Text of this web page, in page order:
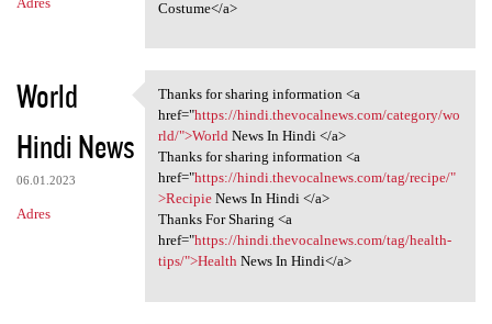
Costume</a>
World
Hindi News
06.01.2023
Adres
Thanks for sharing
Thanks for sharing information <a
href="https://hindi.thevocalnews.com/category/wo
rld/">WorldNews In Hindi </a>
Thanks for sharing information <a
href="https://hindi.thevocalnews.com/tag/recipe/"
>RecipieNews In Hindi </a>
Thanks For Sharing <a
href="https://hindi.thevocalnews.com/tag/health-
tips/">HealthNews In Hindi</a>